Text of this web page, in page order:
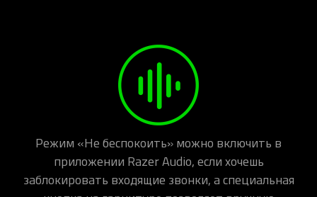
Режим «Не беспокоить» можно включить в
приложении Razer Audio, если хочешь
заблокировать входящие звонки, а специальная